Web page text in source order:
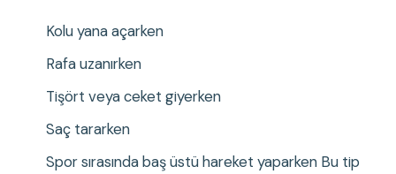
Kolu yana açarken
Rafa uzanırken
Tişört veya ceket giyerken
Saç tararken
Spor sırasında baş üstü hareket yaparken Bu tip